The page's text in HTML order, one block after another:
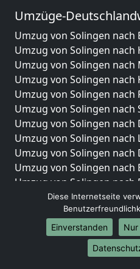
Umzüge-
Umzug von Solingen nach
Umzug von Solingen nach
Umzug von Solingen nach
Umzug von Solingen nach
Umzug von Solingen
Umzug von Solingen
Umzug von Solingen nach
Umzug von Solingen nach
Umzug von Solingen
Umzug von Solingen nach
Umzug von Solingen nach
Umzug von Solingen nach
Umzug von Solingen
Umzug von Solingen
Umzug von Solingen
Umzug von Solingen nach
Diese Internetseite
Einverstanden